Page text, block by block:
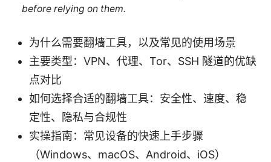
before relying on them.
为什么需要翻墙工具，以及常见的使用场景
主要类型：VPN、代理、Tor、SSH 隧道的优缺
点对比
如何选择合适的翻墙工具：安全性、速度、稳
定性、隐私与合规性
实操指南：常见设备的快速上手步骤
（Windows、macOS、Android、iOS）